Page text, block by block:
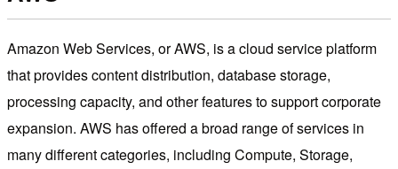
Amazon Web Services, or AWS, is a cloud service platform
that provides content distribution, database storage,
processing capacity, and other features to support corporate
expansion. AWS has offered a broad range of services in
many different categories, including Compute, Storage,